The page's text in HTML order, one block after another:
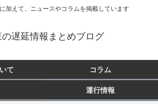
加えて、ニュースやコラムを掲載しています
遅延情報まとめブログ
て コラム
運行情報